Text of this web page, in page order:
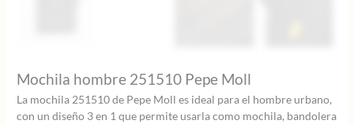
Mochila hombre 251510 Pepe Moll
La mochila 251510 de Pepe Moll es ideal para el hombre urbano,
con un diseño 3 en 1 que permite usarla como mochila, bandolera